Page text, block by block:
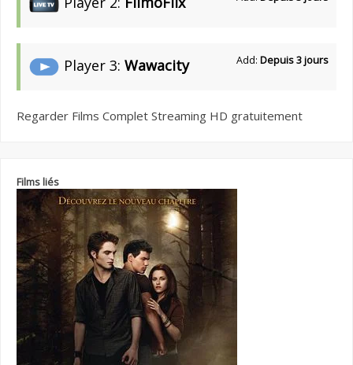
Player 3: Wawacity Add: Depuis 3 jours
Regarder Films Complet Streaming HD gratuitement
Films liés